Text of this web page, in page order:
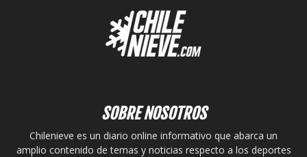
SOBRE NOSOTROS
Chilenieve es un diario online informativo que abarca un
amplio contenido de temas y noticias respecto a los deportes